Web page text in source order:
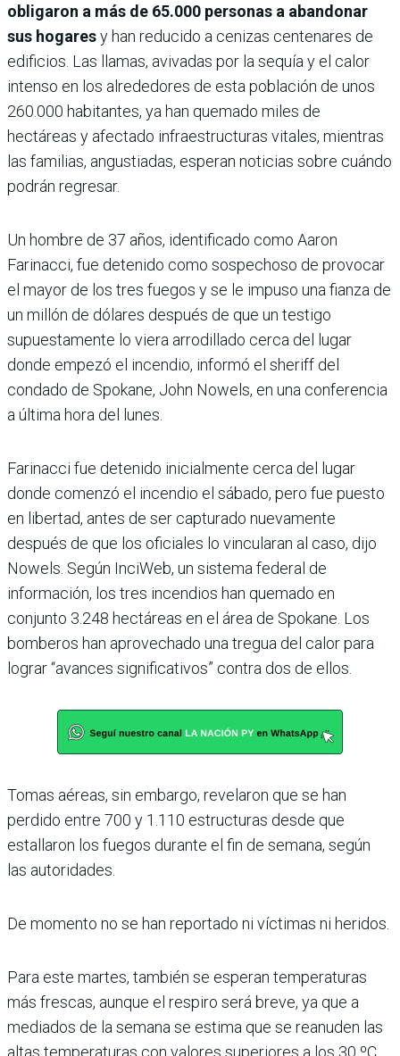
obligaron a más de 65.000 personas a abandonar
sus hogaresy han reducido a cenizas centenares de
edificios. Las llamas, avivadas por la sequía y el calor
intenso en los alrededores de esta población de unos
260.000 habitantes, ya han quemado miles de
hectáreas y afectado infraestructuras vitales, mientras
las familias, angustiadas, esperan noticias sobre cuándo
podrán regresar.
Un hombre de 37 años, identificado como Aaron
Farinacci, fue detenido como sospechoso de provocar
el mayor de los tres fuegos y se le impuso una fianza de
un millón de dólares después de que un testigo
supuestamente lo viera arrodillado cerca del lugar
donde empezó el incendio, informó el sheriff del
condado de Spokane, John Nowels, en una conferencia
a última hora del lunes.
Farinacci fue detenido inicialmente cerca del lugar
donde comenzó el incendio el sábado, pero fue puesto
en libertad, antes de ser capturado nuevamente
después de que los oficiales lo vincularan al caso, dijo
Nowels. Según InciWeb, un sistema federal de
información, los tres incendios han quemado en
conjunto 3.248 hectáreas en el área de Spokane. Los
bomberos han aprovechado una tregua del calor para
lograr “avances significativos” contra dos de ellos.
Tomas aéreas, sin embargo, revelaron que se han
perdido entre 700 y 1.110 estructuras desde que
estallaron los fuegos durante el fin de semana, según
las autoridades.
De momento no se han reportado ni víctimas ni heridos.
Para este martes, también se esperan temperaturas
más frescas, aunque el respiro será breve, ya que a
mediados de la semana se estima que se reanuden las
altas temperaturas con valores superiores a los 30 ºC.